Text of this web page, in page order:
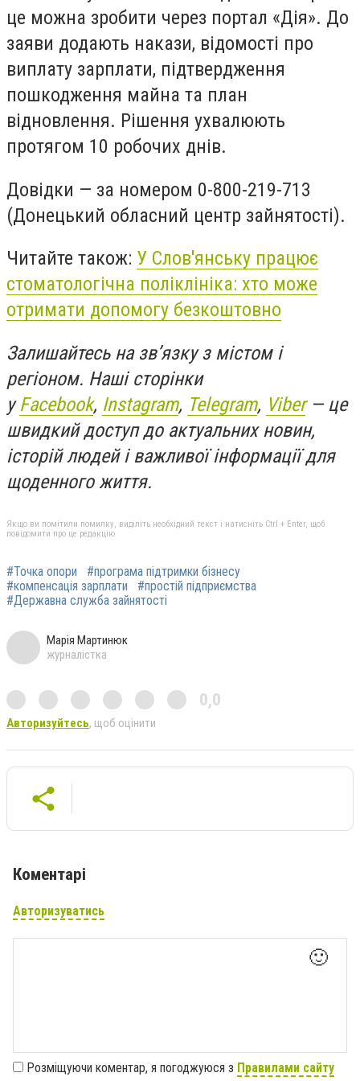
це можна зробити через портал «Дія». До
заяви додають накази, відомості про
виплату зарплати, підтвердження
пошкодження майна та план
відновлення. Рішення ухвалюють
протягом 10 робочих днів.
Довідки — за номером 0-800-219-713
(Донецький обласний центр зайнятості).
Читайте також: У Слов'янську працює
стоматологічна поліклініка: хто може
отримати допомогу безкоштовно
Залишайтесь на зв’язку з містом і
регіоном. Наші сторінки
уFacebook, Instagram, Telegram, Viber— це
швидкий доступ до актуальних новин,
історій людей і важливої інформації для
щоденного життя.
Якщо ви помітили помилку, виділіть необхідний текст і натисніть Ctrl + Enter, щоб
повідомити про це редакцію
#Точка опори
#програма підтримки бізнесу
#компенсація зарплати
#простій підприємства
#Державна служба зайнятості
Марія Мартинюк
журналістка
0,0
Авторизуйтесь, щоб оцінити
Коментарі
Авторизуватись
🙂
Розміщуючи коментар, я погоджуюся з Правилами сайту